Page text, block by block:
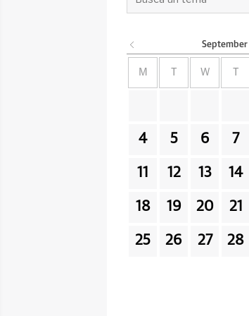
September
M W
4 5 6 7
11 12 13 14
18 19 20 21
25 26 27 28